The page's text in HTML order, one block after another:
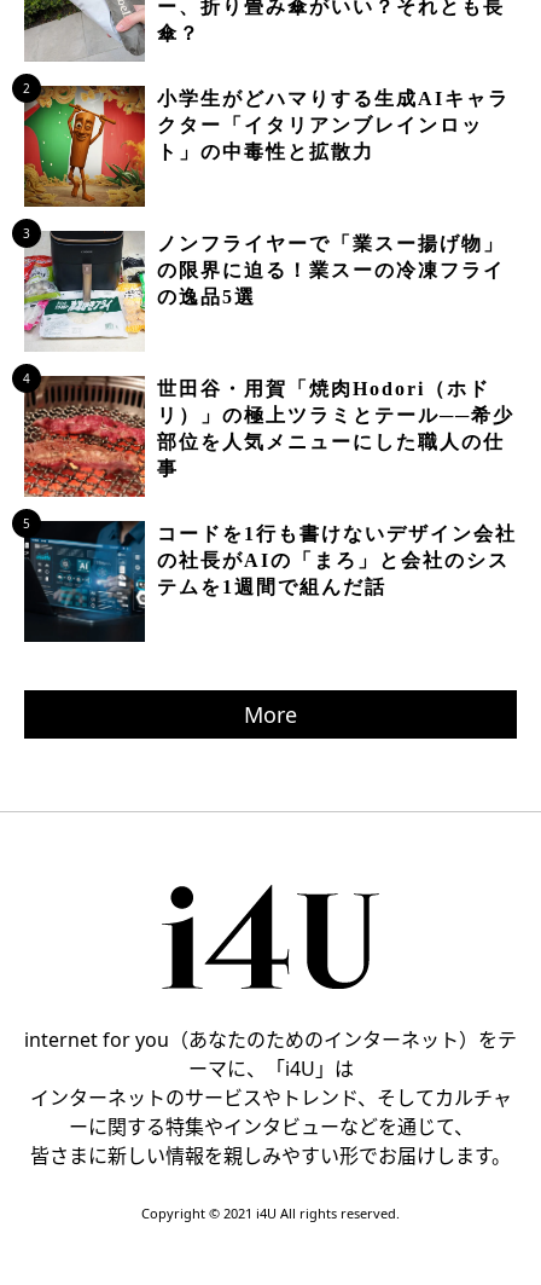
ー、折り畳み傘がいい？それとも長
傘？
2
小学生がどハマりする生成AIキャラ
クター「イタリアンブレインロッ
ト」の中毒性と拡散力
3
ノンフライヤーで「業スー揚げ物」
の限界に迫る！業スーの冷凍フライ
の逸品5選
4
世田谷・用賀「焼肉Hodori（ホド
リ）」の極上ツラミとテール──希少
部位を人気メニューにした職人の仕
事
5
コードを1行も書けないデザイン会社
の社長がAIの「まろ」と会社のシス
テムを1週間で組んだ話
More
internet for you（あなたのためのインターネット）をテ
ーマに、「i4U」は
インターネットのサービスやトレンド、そしてカルチャ
ーに関する特集やインタビューなどを通じて、
皆さまに新しい情報を親しみやすい形でお届けします。
Copyright © 2021 i4U All rights reserved.